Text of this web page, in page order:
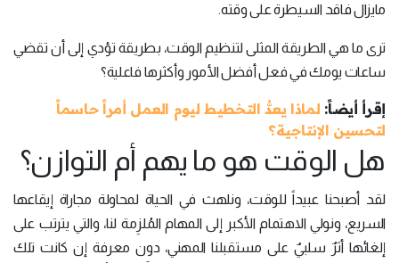
مايزال فاقد السيطرة على وقته.
ترى ما هي الطريقة المثلى لتنظيم الوقت، بطريقة تؤدي إلى أن تقضي
ساعات يومك في فعل أفضل الأمور وأكثرها فاعلية؟
إقرأ أيضاً: لماذا يعدُّ التخطيط ليوم العمل أمراً حاسماً
لتحسين الإنتاجية؟
هل الوقت هو ما يهم أم التوازن؟
لقد أصبحنا عبيداً للوقت، ونلهث في الحياة لمحاولة مجاراة إيقاعها
السريع، ونولي الاهتمام الأكبر إلى المهام المُلزِمة لنا، والتي يترتب على
إلغائها أثرٌ سلبيٌ على مستقبلنا المهني، دون معرفة إن كانت تلك